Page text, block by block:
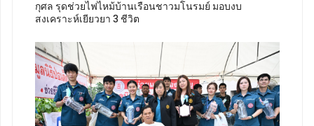
กุศล รุดช่วยไฟไหม้บ้านเรือนชาวมโนรมย์ มอบงบ
สงเคราะห์เยียวยา 3 ชีวิต